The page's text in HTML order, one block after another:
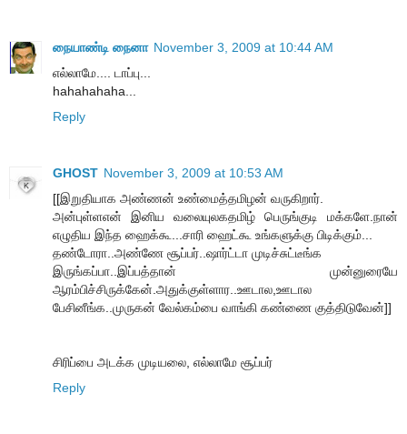
நையாண்டி நைனா November 3, 2009 at 10:44 AM
எல்லாமே.... டாப்பு...
hahahahaha...
Reply
GHOST November 3, 2009 at 10:53 AM
[[இறுதியாக அண்ணன் உண்மைத்தமிழன் வருகிறார்.
அன்புள்ளஎன் இனிய வலையுலகதமிழ் பெருங்குடி மக்களே.நான்
எழுதிய இந்த ஹைக்கூ...சாரி ஹைட்கூ உங்களுக்கு பிடிக்கும்...
தண்டோரா..அண்ணே சூப்பர்..ஷார்ட்டா முடிச்சுட்டீங்க
இருங்கப்பா..இப்பத்தான் முன்னுரையே
ஆரம்பிச்சிருக்கேன்.அதுக்குள்ளார..ஊடால,ஊடால
பேசினீங்க..முருகன் வேல்கம்பை வாங்கி கண்ணை குத்திடுவேன்]]
சிரிப்பை அடக்க முடியலை, எல்லாமே சூப்பர்
Reply